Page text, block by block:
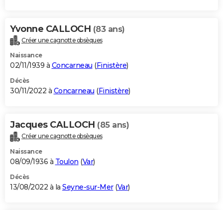
Yvonne CALLOCH (83 ans)
Créer une cagnotte obsèques
Naissance
02/11/1939 à Concarneau (Finistère)
Décès
30/11/2022 à Concarneau (Finistère)
Jacques CALLOCH (85 ans)
Créer une cagnotte obsèques
Naissance
08/09/1936 à Toulon (Var)
Décès
13/08/2022 à la Seyne-sur-Mer(Var)